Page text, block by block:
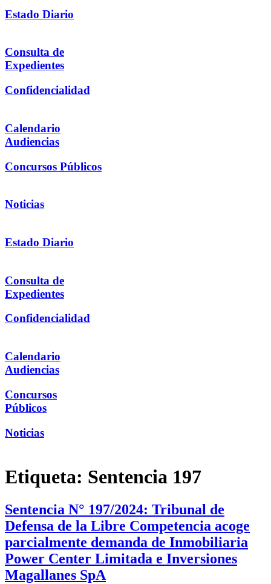
Estado Diario
Consulta de
Expedientes
Confidencialidad
Calendario
Audiencias
Concursos Públicos
Noticias
Estado Diario
Consulta de
Expedientes
Confidencialidad
Calendario
Audiencias
Concursos
Públicos
Noticias
Etiqueta: Sentencia 197
Sentencia N° 197/2024: Tribunal de
Defensa de la Libre Competencia acoge
parcialmente demanda de Inmobiliaria
Power Center Limitada e Inversiones
Magallanes SpA